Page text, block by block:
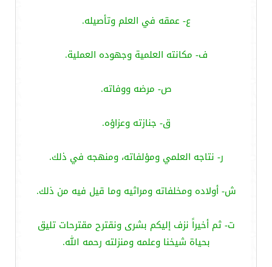
ع- عمقه في العلم وتأصيله.
ف- مكانته العلمية وجهوده العملية.
ص- مرضه ووفاته.
ق- جنازته وعزاؤه.
ر- نتاجه العلمي ومؤلفاته، ومنهجه في ذلك.
ش- أولاده ومخلفاته ومراثيه وما قيل فيه من ذلك.
ت- ثم أخيراً نزف إليكم بشرى ونقترح مقترحات تليق
بحياة شيخنا وعلمه ومنزلته رحمه الله.